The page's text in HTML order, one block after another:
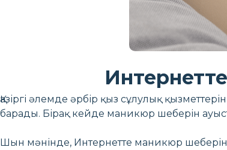
Қазіргі әлемде әрбір қыз сұлулық
барады. Бірақ кейде маникюр шеберін
Шын мәнінде, Интернетте маникюр